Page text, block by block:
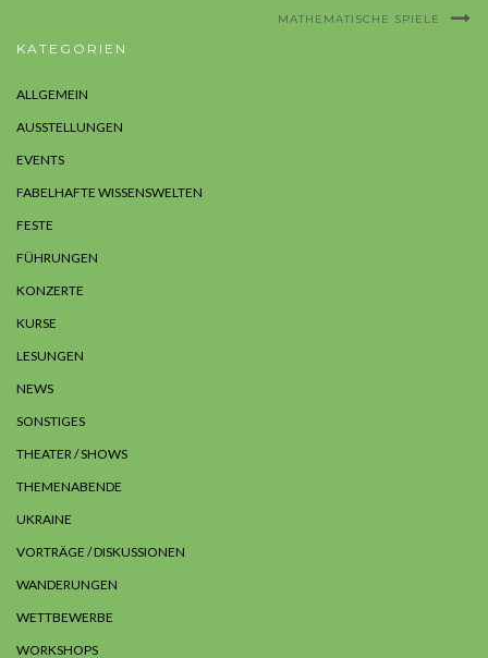
MATHEMATISCHE SPIELE
KATEGORIEN
ALLGEMEIN
AUSSTELLUNGEN
EVENTS
FABELHAFTE WISSENSWELTEN
FESTE
FÜHRUNGEN
KONZERTE
KURSE
LESUNGEN
NEWS
SONSTIGES
THEATER / SHOWS
THEMENABENDE
UKRAINE
VORTRÄGE / DISKUSSIONEN
WANDERUNGEN
WETTBEWERBE
WORKSHOPS